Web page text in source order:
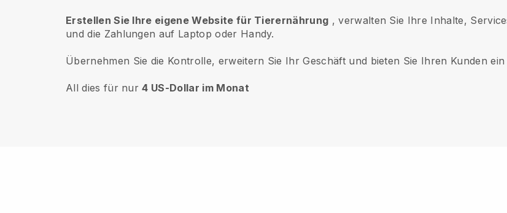
Erstellen Sie Ihre eigene Website für Tierernährung , verwalten Sie Ihre Inhalte,
und die Zahlungen auf Laptop oder Handy.
Übernehmen Sie die Kontrolle, erweitern Sie Ihr Geschäft und bieten Sie Ihren Kunden
All dies für nur4 US-Dollar im Monat